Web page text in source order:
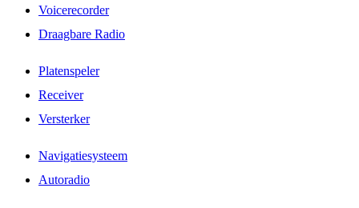
Voicerecorder
Draagbare Radio
Platenspeler
Receiver
Versterker
Navigatiesysteem
Autoradio